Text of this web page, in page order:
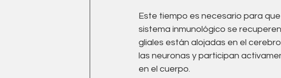
Este tiempo es necesario para
sistema inmunológico se
gliales están alojadas en el
las neuronas y participan
en el cuerpo.